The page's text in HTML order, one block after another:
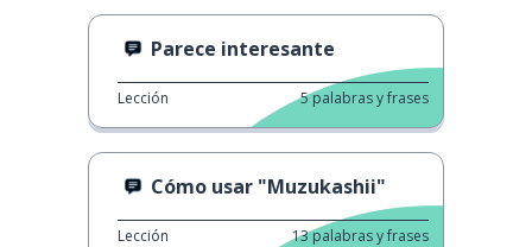
Parece interesante
Lección 5palabras y frases
Cómo usar "Muzukashii"
Lección 13palabras y frases